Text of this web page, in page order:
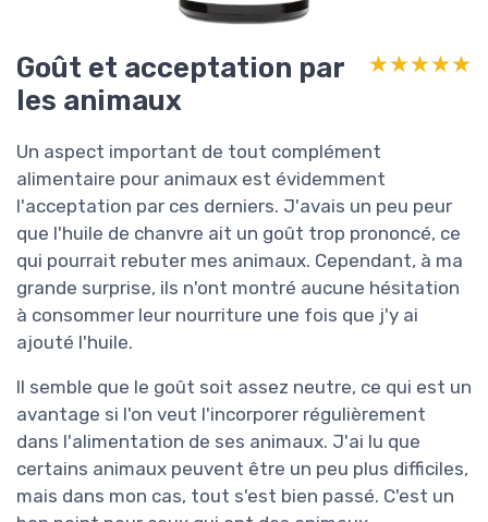
Goût et acceptation par
les animaux
★★★★★
★★★★★
Un aspect important de tout complément
alimentaire pour animaux est évidemment
l'acceptation par ces derniers. J'avais un peu peur
que l'huile de chanvre ait un goût trop prononcé, ce
qui pourrait rebuter mes animaux. Cependant, à ma
grande surprise, ils n'ont montré aucune hésitation
à consommer leur nourriture une fois que j'y ai
ajouté l'huile.
Il semble que le goût soit assez neutre, ce qui est un
avantage si l'on veut l'incorporer régulièrement
dans l'alimentation de ses animaux. J'ai lu que
certains animaux peuvent être un peu plus difficiles,
mais dans mon cas, tout s'est bien passé. C'est un